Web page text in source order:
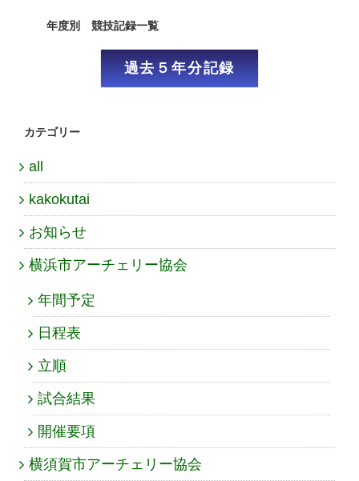
年度別 競技記録一覧
過去５年分記録
カテゴリー
all
kakokutai
お知らせ
横浜市アーチェリー協会
年間予定
日程表
立順
試合結果
開催要項
横須賀市アーチェリー協会